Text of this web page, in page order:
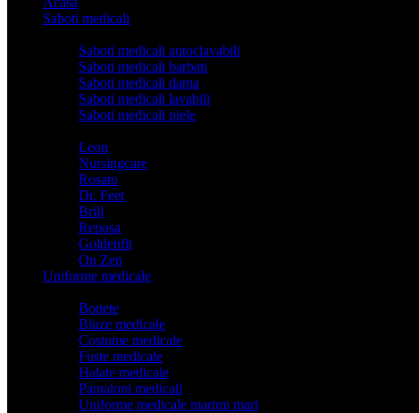
Saboti medicali
Saboti medicali autoclavabili
Saboti medicali barbati
Saboti medicali dama
Saboti medicali lavabili
Saboti medicali piele
Leon
Nursingcare
Rosato
Dr. Feet
Brill
Reposa
Goldenfit
On Zen
Uniforme medicale
Bonete
Bluze medicale
Costume medicale
Fuste medicale
Halate medicale
Pantaloni medicali
Uniforme medicale marimi mari